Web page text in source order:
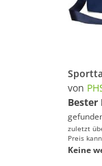
von
Bester
zuletzt
Preis
Keine